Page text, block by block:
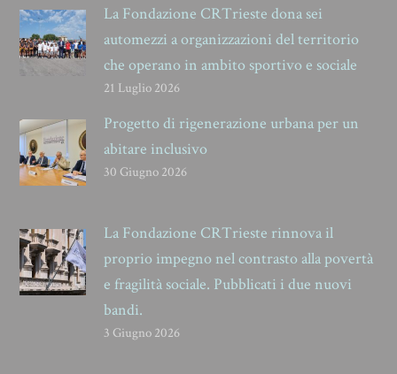
La Fondazione CRTrieste dona sei
automezzi a organizzazioni del territorio
che operano in ambito sportivo e sociale
21 Luglio 2026
Progetto di rigenerazione urbana per un
abitare inclusivo
30 Giugno 2026
La Fondazione CRTrieste rinnova il
proprio impegno nel contrasto alla povertà
e fragilità sociale. Pubblicati i due nuovi
bandi.
3 Giugno 2026